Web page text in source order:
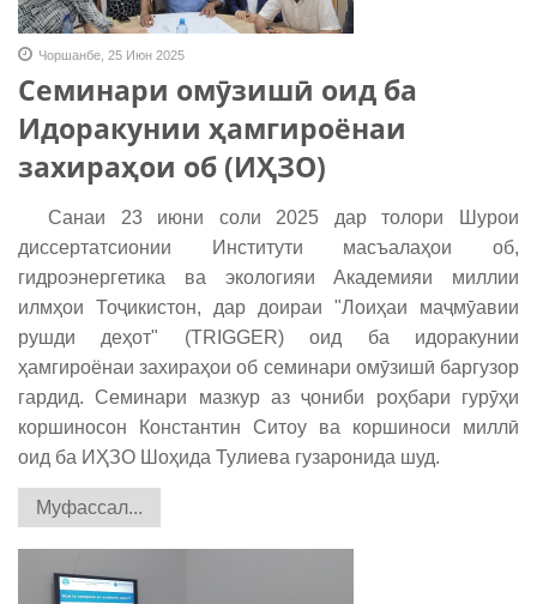
Чоршанбе, 25 Июн 2025
Семинари омӯзишӣ оид ба
Идоракунии ҳамгироёнаи
захираҳои об (ИҲЗО)
Санаи 23 июни соли 2025 дар толори Шурои
диссертатсионии Институти масъалаҳои об,
гидроэнергетика ва экологияи Академияи миллии
илмҳои Тоҷикистон, дар доираи "Лоиҳаи маҷмӯавии
рушди деҳот" (TRIGGER) оид ба идоракунии
ҳамгироёнаи захираҳои об семинари омӯзишӣ баргузор
гардид. Семинари мазкур аз ҷониби роҳбари гурӯҳи
коршиносон Константин Ситоу ва коршиноси миллӣ
оид ба ИҲЗО Шоҳида Тулиева гузаронида шуд.
Муфассал...